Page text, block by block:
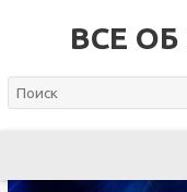
ВСЕ